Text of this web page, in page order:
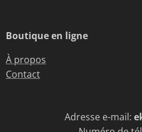
Boutique en ligne
À propos
Contact
Adresse e-mail: